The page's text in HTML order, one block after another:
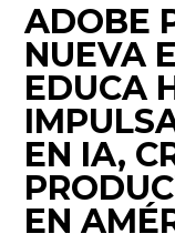
ADOBE
NUEVA
EDUCA
EN IA,
EN